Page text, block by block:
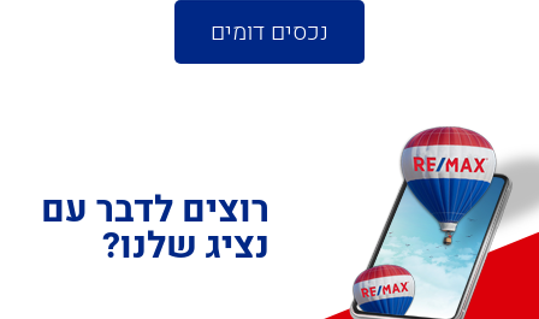
נכסים דומים
רוצים לדבר עם
נציג שלנו?